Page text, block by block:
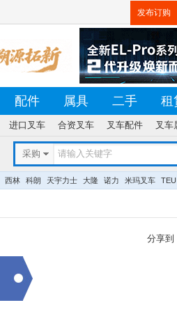
发布订购
配件 属具 二手 租
进口叉车 合资叉车 叉车配件 叉车
采购
西林 科朗 天宇力士 大隆 诺力 米玛叉车 TEU
分享到